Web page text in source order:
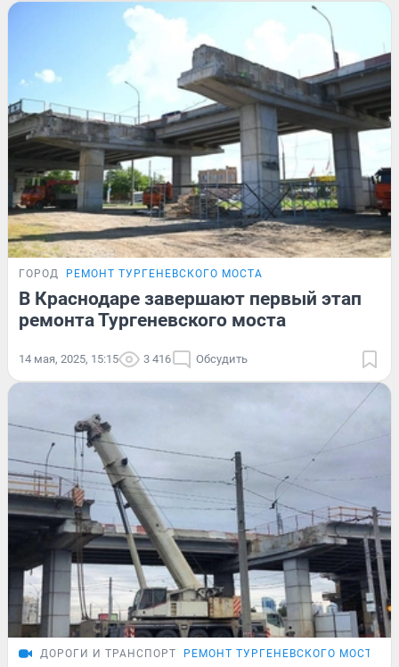
ГОРОД РЕМОНТ ТУРГЕНЕВСКОГО МОСТА
В Краснодаре завершают первый этап
ремонта Тургеневского моста
14 мая, 2025, 15:15 3 416 Обсудить
ДОРОГИ И ТРАНСПОРТ РЕМОНТ ТУРГЕНЕВСКОГО МОСТА